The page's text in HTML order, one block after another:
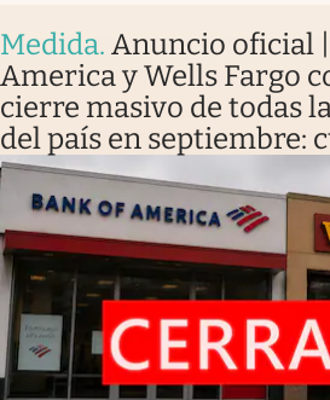
Medida. Anuncio oficial
America y Wells Fargo
cierre masivo de todas
del país en septiembre: